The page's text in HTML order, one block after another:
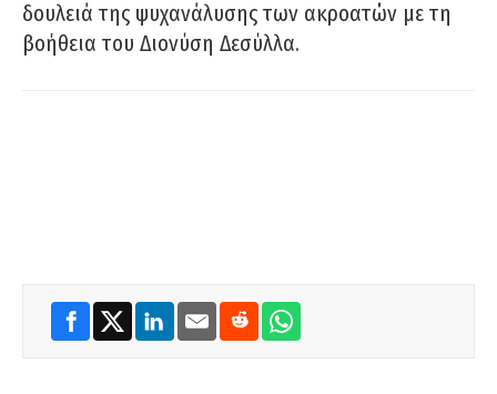
δουλειά της ψυχανάλυσης των ακροατών με τη
βοήθεια του Διονύση Δεσύλλα.